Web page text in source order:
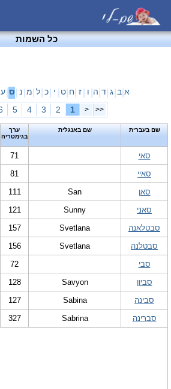
כל השמות
א ב ג ד ה ו ז ח ט י כ ל מ נ ס ע
<<
<
1
2
3
4
5
שם בעברית שם באנגלית
ערך
בגימטריה
סאי 71
סאיי
81
סאן
San
111
סאני
Sunny
121
סבטלאנה
Svetlana
157
סבטלנה
Svetlana
156
סבי
72
סביון
Savyon
128
סבינה
Sabina
127
סברינה
Sabrina
327